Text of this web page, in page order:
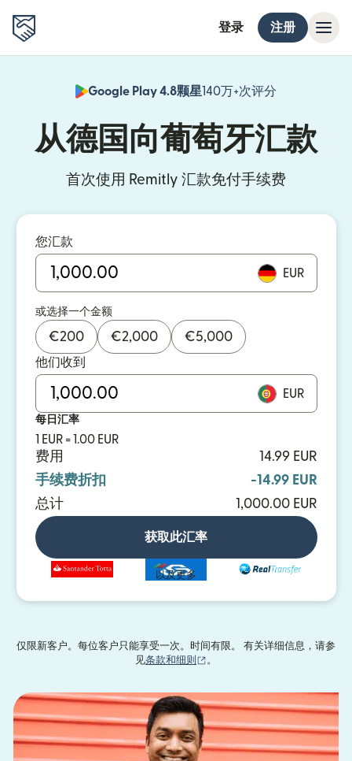
登录 注册
Google Play 4.8颗星140万+次评分
从德国向葡萄牙汇款
首次使用 Remitly 汇款免付手续费
您汇款
EUR
或选择一个金额
€200 €2,000 €5,000
他们收到
EUR
每日汇率
1 EUR = 1.00 EUR
费用
14.99 EUR
手续费折扣
-14.99 EUR
总计
1,000.00 EUR
获取此汇率
以及更多
仅限新客户。每位客户只能享受一次。时间有限。 有关详细信息，请参
见条款和细则 。